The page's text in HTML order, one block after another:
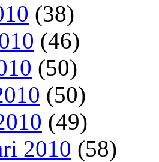
(38)
(46)
(50)
(50)
(49)
2010 (58)